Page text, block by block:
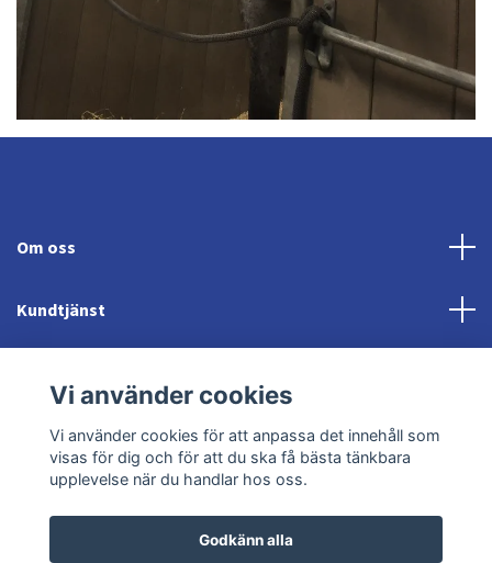
Om oss
Kundtjänst
Sociala medier
Vi använder cookies
Vi använder cookies för att anpassa det innehåll som
visas för dig och för att du ska få bästa tänkbara
upplevelse när du handlar hos oss.
Godkänn alla